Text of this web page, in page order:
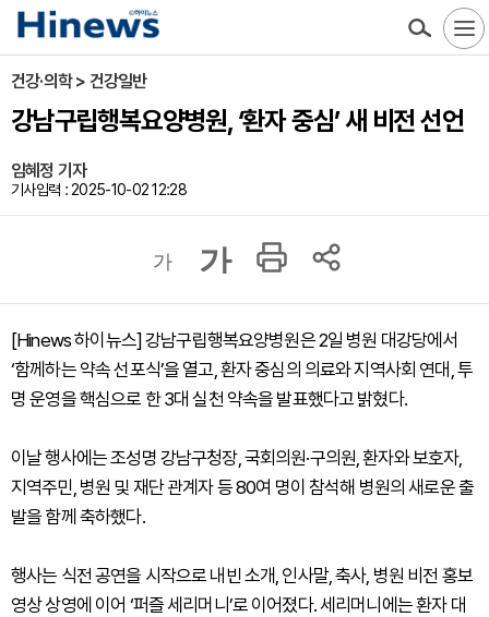
건강·의학 > 건강일반
강남구립행복요양병원, ‘환자 중심’ 새 비전 선언
임혜정 기자
기사입력 : 2025-10-02 12:28
가 가
[Hinews 하이뉴스] 강남구립행복요양병원은 2일 병원 대강당에서
‘함께하는 약속 선포식’을 열고, 환자 중심의 의료와 지역사회 연대, 투
명 운영을 핵심으로 한 3대 실천 약속을 발표했다고 밝혔다.
이날 행사에는 조성명 강남구청장, 국회의원·구의원, 환자와 보호자,
지역주민, 병원 및 재단 관계자 등 80여 명이 참석해 병원의 새로운 출
발을 함께 축하했다.
행사는 식전 공연을 시작으로 내빈 소개, 인사말, 축사, 병원 비전 홍보
영상 상영에 이어 ‘퍼즐 세리머니’로 이어졌다. 세리머니에는 환자 대